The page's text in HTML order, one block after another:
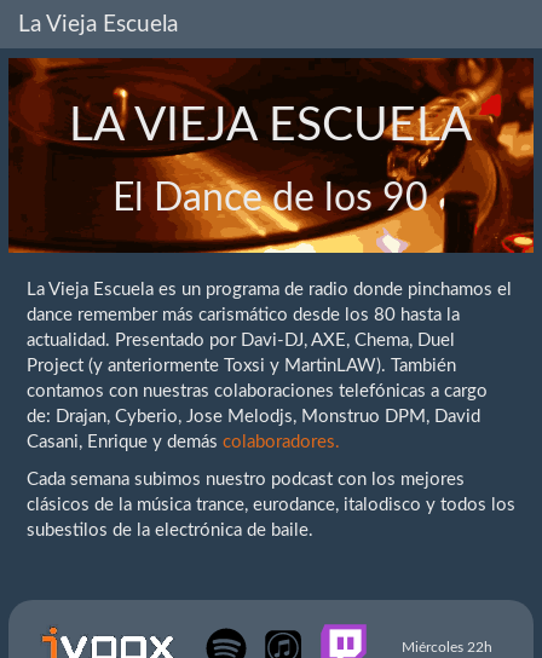
La Vieja Escuela
LA VIEJA ESCUELA
El Dance de los 90
La Vieja Escuela es un programa de radio donde pinchamos el
dance remember más carismático desde los 80 hasta la
actualidad. Presentado por Davi-DJ, AXE, Chema, Duel
Project (y anteriormente Toxsi y MartinLAW). También
contamos con nuestras colaboraciones telefónicas a cargo
de: Drajan, Cyberio, Jose Melodjs, Monstruo DPM, David
Casani, Enrique y demás colaboradores.
Cada semana subimos nuestro podcast con los mejores
clásicos de la música trance, eurodance, italodisco y todos los
subestilos de la electrónica de baile.
Miércoles 22h